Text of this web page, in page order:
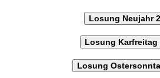
Losung Neujahr
Losung Karfreitag
Losung